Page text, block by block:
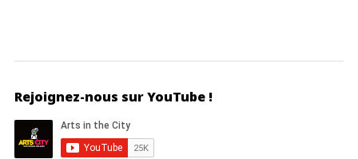
Rejoignez-nous sur YouTube !